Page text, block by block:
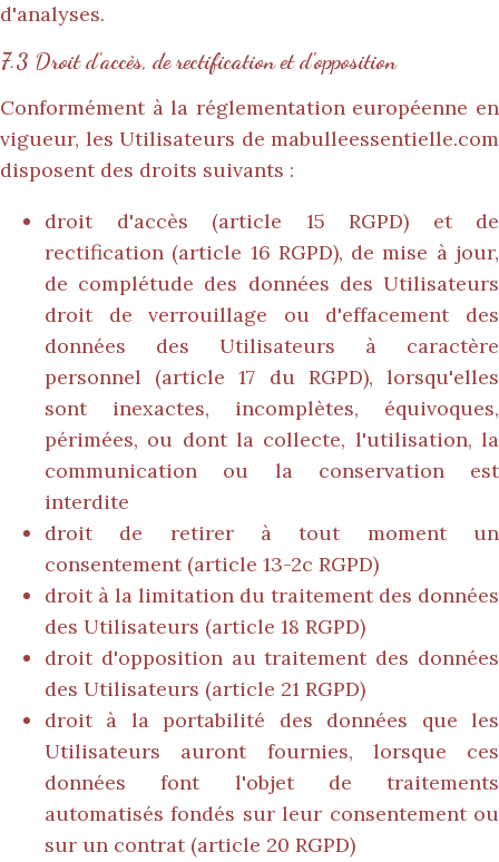
d'analyses.
7.3 Droit d'accès, de rectification et d'opposition
Conformément à la réglementation européenne en
vigueur, les Utilisateurs de mabulleessentielle.com
disposent des droits suivants :
droit d'accès (article 15 RGPD) et de
rectification (article 16 RGPD), de mise à jour,
de complétude des données des Utilisateurs
droit de verrouillage ou d'effacement des
données des Utilisateurs à caractère
personnel (article 17 du RGPD), lorsqu'elles
sont inexactes, incomplètes, équivoques,
périmées, ou dont la collecte, l'utilisation, la
communication ou la conservation est
interdite
droit de retirer à tout moment un
consentement (article 13-2c RGPD)
droit à la limitation du traitement des données
des Utilisateurs (article 18 RGPD)
droit d'opposition au traitement des données
des Utilisateurs (article 21 RGPD)
droit à la portabilité des données que les
Utilisateurs auront fournies, lorsque ces
données font l'objet de traitements
automatisés fondés sur leur consentement ou
sur un contrat (article 20 RGPD)